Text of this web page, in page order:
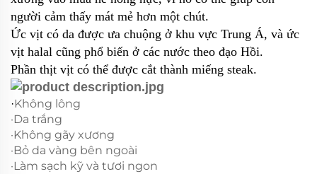
người cảm thấy mát mẻ hơn một chút.
Ức vịt có da được ưa chuộng ở khu vực Trung Á, và ức
vịt halal cũng phổ biến ở các nước theo đạo Hồi.
Phần thịt vịt có thể được cắt thành miếng steak.
·Không lông
·Da trắng
·Không gãy xương
·Bỏ da vàng bên ngoài
·Làm sạch kỹ và tươi ngon